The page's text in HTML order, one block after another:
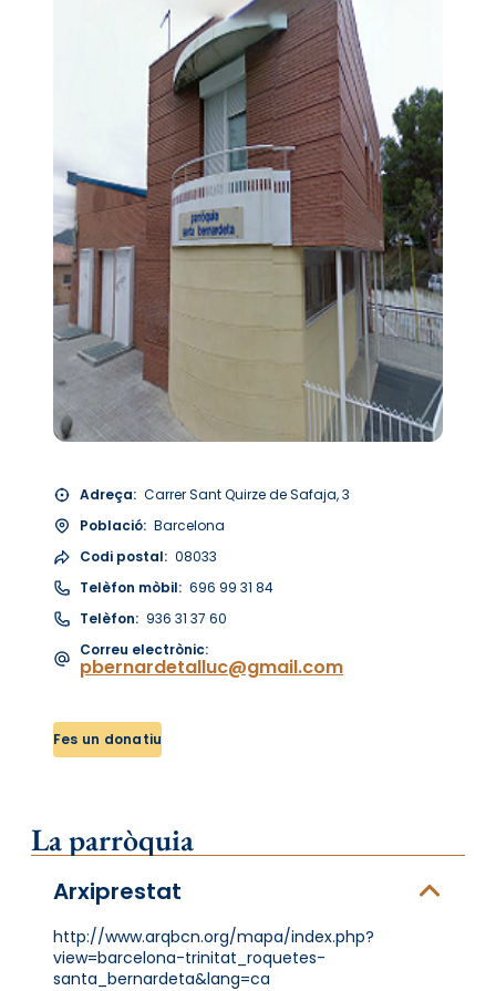
Adreça: Carrer Sant Quirze de Safaja, 3
Població: Barcelona
Codi postal: 08033
Telèfon mòbil: 696 99 31 84
Telèfon: 936 31 37 60
Correu electrònic:
pbernardetalluc@gmail.com
Fes un donatiu
La parròquia
Arxiprestat
http://www.arqbcn.org/mapa/index.php?
view=barcelona-trinitat_roquetes-
santa_bernardeta&lang=ca